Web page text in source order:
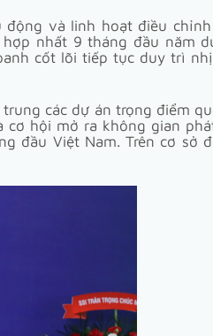
và linh hoạt điều chỉnh
nhất 9 tháng đầu năm
cốt lõi tiếp tục duy trì
các dự án trọng điểm
hội mở ra không gian
đầu Việt Nam. Trên cơ sở